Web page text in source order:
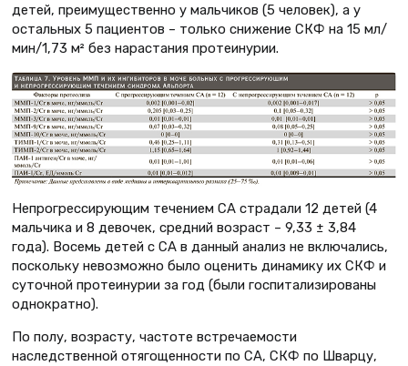
детей, преимущественно у мальчиков (5 человек), а у
остальных 5 пациентов – только снижение СКФ на 15 мл/
мин/1,73 м² без нарастания протеинурии.
Непрогрессирующим течением СА страдали 12 детей (4
мальчика и 8 девочек, средний возраст – 9,33 ± 3,84
года). Восемь детей с СА в данный анализ не включались,
поскольку невозможно было оценить динамику их СКФ и
суточной протеинурии за год (были госпитализированы
однократно).
По полу, возрасту, частоте встречаемости
наследственной отягощенности по СА, СКФ по Шварцу,